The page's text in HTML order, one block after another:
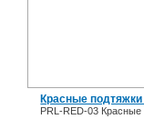
Красные подтяжки
PRL-RED-03 Красные